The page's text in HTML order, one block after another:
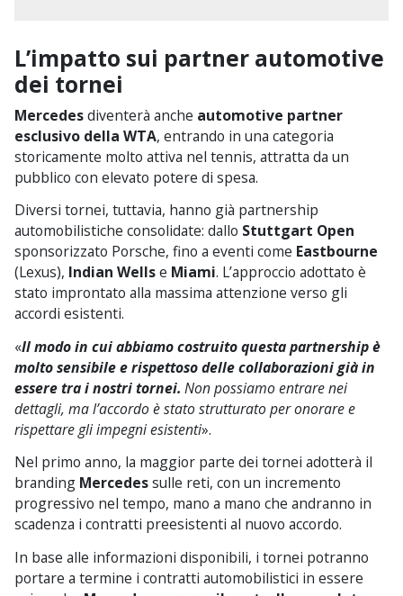
L’impatto sui partner automotive
dei tornei
Mercedesdiventerà anche automotive partner
esclusivo della WTA, entrando in una categoria
storicamente molto attiva nel tennis, attratta da un
pubblico con elevato potere di spesa.
Diversi tornei, tuttavia, hanno già partnership
automobilistiche consolidate: dallo Stuttgart Open
sponsorizzato Porsche, fino a eventi come Eastbourne
(Lexus), Indian Wellse Miami. L’approccio adottato è
stato improntato alla massima attenzione verso gli
accordi esistenti.
«Il modo in cui abbiamo costruito questa partnership è
molto sensibile e rispettoso delle collaborazioni già in
essere tra i nostri tornei. Non possiamo entrare nei
dettagli, ma l’accordo è stato strutturato per onorare e
rispettare gli impegni esistenti».
Nel primo anno, la maggior parte dei tornei adotterà il
branding Mercedessulle reti, con un incremento
progressivo nel tempo, mano a mano che andranno in
scadenza i contratti preesistenti al nuovo accordo.
In base alle informazioni disponibili, i tornei potranno
portare a termine i contratti automobilistici in essere